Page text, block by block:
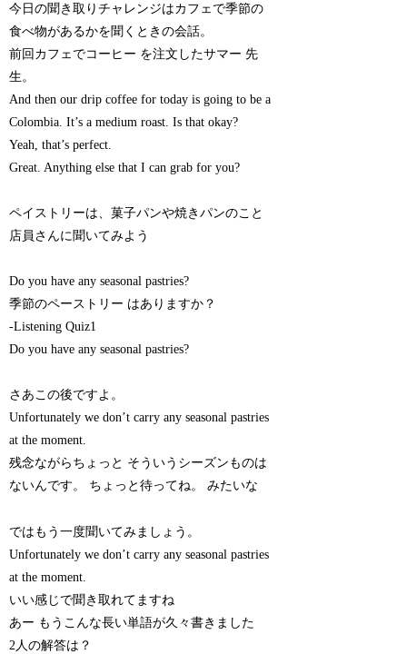
今日の聞き取りチャレンジはカフェで季節の
食べ物があるかを聞くときの会話。
前回カフェでコーヒー を注文したサマー 先
生。
And then our drip coffee for today is going to be a
Colombia. It’s a medium roast. Is that okay?
Yeah, that’s perfect.
Great. Anything else that I can grab for you?
ペイストリーは、菓子パンや焼きパンのこと
店員さんに聞いてみよう
Do you have any seasonal pastries?
季節のペーストリー はありますか？
-Listening Quiz1
Do you have any seasonal pastries?
さあこの後ですよ。
Unfortunately we don’t carry any seasonal pastries
at the moment.
残念ながらちょっと そういうシーズンものは
ないんです。 ちょっと待ってね。 みたいな
ではもう一度聞いてみましょう。
Unfortunately we don’t carry any seasonal pastries
at the moment.
いい感じで聞き取れてますね
あー もうこんな長い単語が久々書きました
2人の解答は？